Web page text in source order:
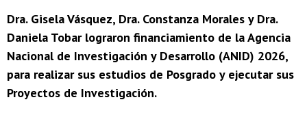
Dra. Gisela Vásquez, Dra. Constanza Morales y Dra.
Daniela Tobar lograron financiamiento de la Agencia
Nacional de Investigación y Desarrollo (ANID) 2026,
para realizar sus estudios de Posgrado y ejecutar sus
Proyectos de Investigación.